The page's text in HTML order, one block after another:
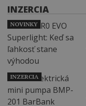
INZERCIA
NOVINKY
INZERCIA